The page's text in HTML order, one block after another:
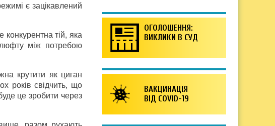
є зацікавлений
конкурентна тій, яка
люфту між потребою
крутити як циган
років свідчить, що
це зробити через
ОГОЛОШЕННЯ:
ВИКЛИКИ В СУД
ВАКЦИНАЦІЯ
ВІД COVID-19